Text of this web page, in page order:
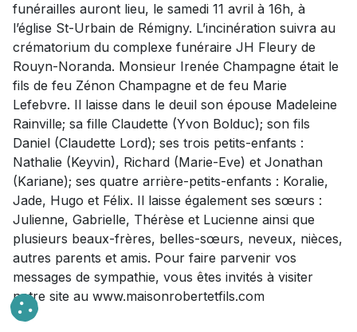
funérailles auront lieu, le samedi 11 avril à 16h, à
l’église St-Urbain de Rémigny. L’incinération suivra au
crématorium du complexe funéraire JH Fleury de
Rouyn-Noranda. Monsieur Irenée Champagne était le
fils de feu Zénon Champagne et de feu Marie
Lefebvre. Il laisse dans le deuil son épouse Madeleine
Rainville; sa fille Claudette (Yvon Bolduc); son fils
Daniel (Claudette Lord); ses trois petits-enfants :
Nathalie (Keyvin), Richard (Marie-Eve) et Jonathan
(Kariane); ses quatre arrière-petits-enfants : Koralie,
Jade, Hugo et Félix. Il laisse également ses sœurs :
Julienne, Gabrielle, Thérèse et Lucienne ainsi que
plusieurs beaux-frères, belles-sœurs, neveux, nièces,
autres parents et amis. Pour faire parvenir vos
messages de sympathie, vous êtes invités à visiter
notre site au www.maisonrobertetfils.com